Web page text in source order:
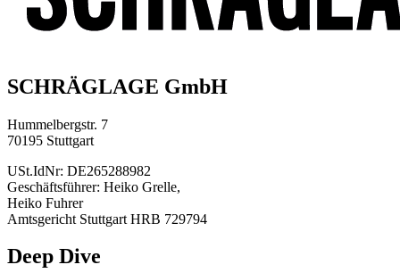
SCHRÄGLAGE GmbH
Hummelbergstr. 7
70195 Stuttgart
USt.IdNr: DE265288982
Geschäftsführer: Heiko Grelle,
Heiko Fuhrer
Amtsgericht Stuttgart HRB 729794
Deep Dive